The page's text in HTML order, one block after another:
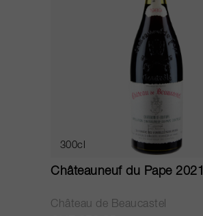
300cl
Châteauneuf du Pape 2021
Château de Beaucastel